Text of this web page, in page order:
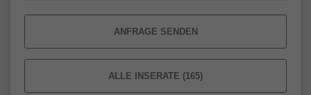
ANFRAGE SENDEN
ALLE INSERATE (165)